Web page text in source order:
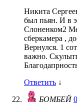
Никита
был пьян. И в
Слоненком2
сберкамера ,
Вернулся. 1
важно.
Ответить ↓
БОМБЕЙ